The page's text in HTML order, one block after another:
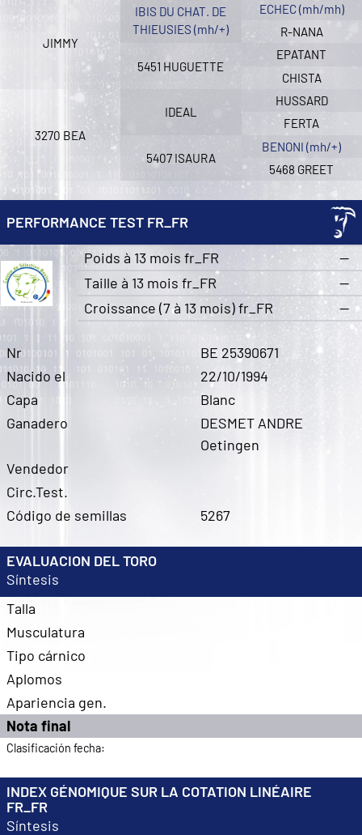
JIMMY
IBIS DU CHAT. DE
THIEUSIES (mh/+)
5451 HUGUETTE
ECHEC (mh/mh)
R-NANA
EPATANT
CHISTA
3270 BEA
IDEAL
5407 ISAURA
HUSSARD
FERTA
BENONI (mh/+)
5468 GREET
PERFORMANCE TEST FR_FR
Poids à 13 mois fr_FR
—
Taille à 13 mois fr_FR
—
Croissance (7 à 13 mois) fr_FR
—
Nr
BE 25390671
Nacido el
22/10/1994
Capa
Blanc
Ganadero
DESMET ANDRE
Oetingen
Vendedor
Circ.Test.
Código de semillas
5267
EVALUACION DEL TORO
Síntesis
Talla
Musculatura
Tipo cárnico
Aplomos
Apariencia gen.
Nota final
Clasificación fecha:
INDEX GÉNOMIQUE SUR LA COTATION LINÉAIRE
FR_FR
Síntesis